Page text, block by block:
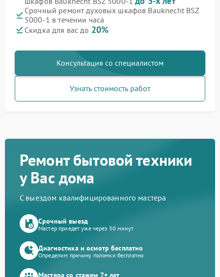
Срочный ремонт духовых шкафов Bauknecht BSZ
5000-1 в течении часа
Скидка для вас до 20%
Консультация со специалистом
Узнать стоимость работ
Ремонт бытовой техники
у Вас дома
С выездом квалифицированного мастера
Срочный выезд
Мастер приедет уже через 30 минут
Диагностика и осмотр бесплатно
Определим причину поломки бесплатно
Мастера со стажем 7+ лет